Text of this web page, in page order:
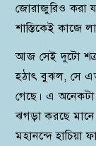
জোরাজুরিও করা
শাস্তিকেই কাজে
আজ সেই দুটো
হঠাৎ বুঝল, সে
গেছে। এ
ঝগড়া করছে মানে
মহানন্দে